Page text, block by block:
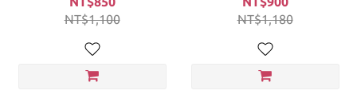
NT$1,100
NT$1,180